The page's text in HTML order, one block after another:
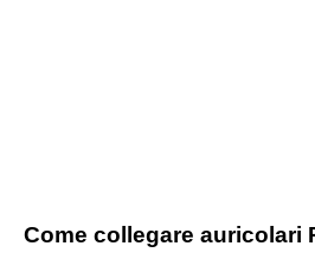
Come collegare auricolari